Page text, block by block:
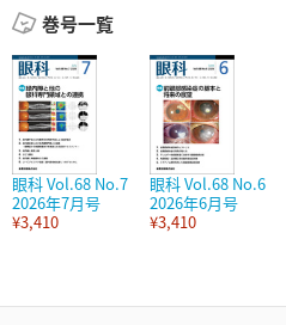
巻号一覧
眼科 Vol.68 No.7
2026年7月号
¥3,410
眼科 Vol.68 No.6
2026年6月号
¥3,410